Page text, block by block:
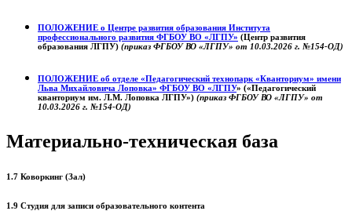
ПОЛОЖЕНИЕ о Центре развития образования Института
профессионального развития ФГБОУ ВО «ЛГПУ» (Центр развития
образования ЛГПУ) (приказ ФГБОУ ВО «ЛГПУ» от 10.03.2026 г. №154-ОД)
ПОЛОЖЕНИЕ об отделе «Педагогический технопарк «Кванториум» имени
Льва Михайловича Лоповка» ФГБОУ ВО «ЛГПУ» («Педагогический
кванториум им. Л.М. Лоповка ЛГПУ») (приказ ФГБОУ ВО «ЛГПУ» от
10.03.2026 г. №154-ОД)
Материально-техническая база
1.7 Коворкинг (Зал)
1.9 Студия для записи образовательного контента